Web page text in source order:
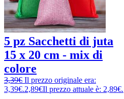
5 pz Sacchetti di juta
15 x 20 cm - mix di
colore
3,39€ Il prezzo originale era:
3,39€.2,89€Il prezzo attuale è: 2,89€.